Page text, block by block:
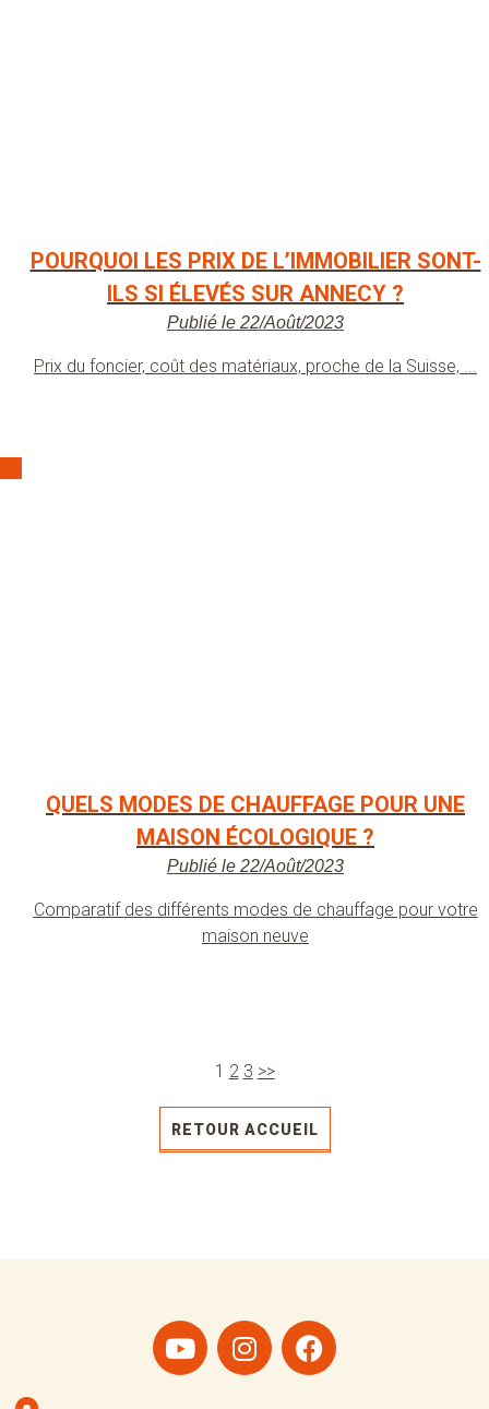
POURQUOI LES PRIX DE L’IMMOBILIER SONT-
ILS SI ÉLEVÉS SUR ANNECY ?
Publié le 22/Août/2023
Prix du foncier, coût des matériaux, proche de la Suisse, ...
QUELS MODES DE CHAUFFAGE POUR UNE
MAISON ÉCOLOGIQUE ?
Publié le 22/Août/2023
Comparatif des différents modes de chauffage pour votre
maison neuve
1 2 3 >>
RETOUR ACCUEIL